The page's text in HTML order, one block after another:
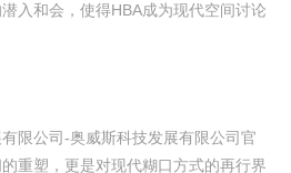
入和会，使得HBA成为现代空间讨论
限公司-奥威斯科技发展有限公司官
重塑，更是对现代糊口方式的再行界